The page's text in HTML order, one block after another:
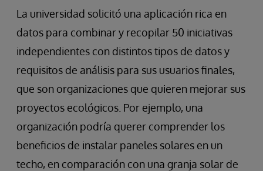
La universidad solicitó una aplicación rica en
datos para combinar y recopilar 50 iniciativas
independientes con distintos tipos de datos y
requisitos de análisis para sus usuarios finales,
que son organizaciones que quieren mejorar sus
proyectos ecológicos. Por ejemplo, una
organización podría querer comprender los
beneficios de instalar paneles solares en un
techo, en comparación con una granja solar de